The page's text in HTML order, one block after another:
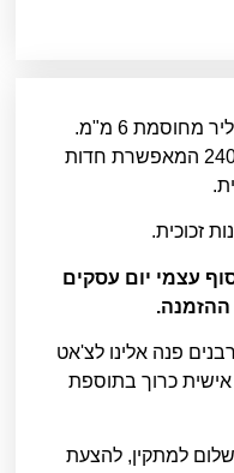
הדפסה על זכוכית אקסטרה קליר מחוסמת 6 מ"מ.
איכות הדפסה מגיעה עד 2400DPI המאפשרת חדות
זכוכית.
(איסוף עצמי יום עסקים
ההזמנה.
פנה אלינו לצ'אט
אישית כרוך בתוספת
למתקין, להצעת